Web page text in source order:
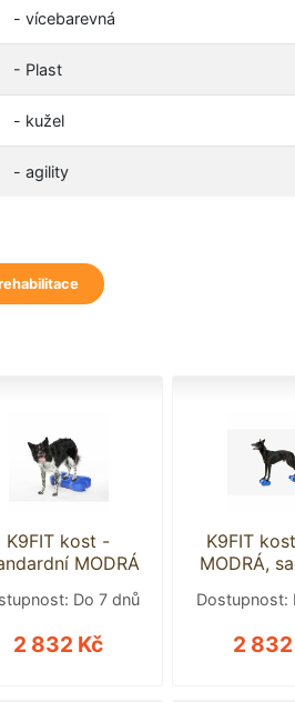
- vícebarevná
- Plast
- kužel
- agility
K9FIT kost -
MODRÁ
Do 7 dnů
2 832 Kč
K9FIT
MODRÁ,
Dostupnost:
2